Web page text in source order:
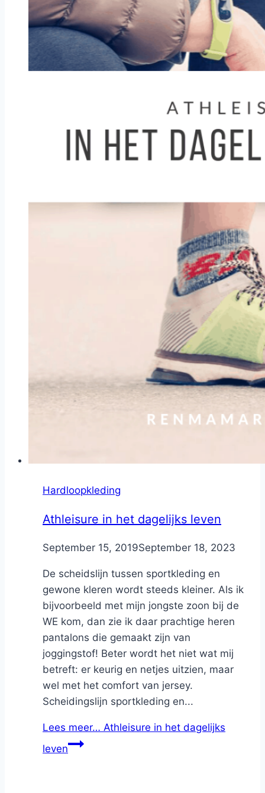
Hardloopkleding
Athleisure in het dagelijks leven
ByNicole
September 15, 2019September 18, 2023
De scheidslijn tussen sportkleding en
gewone kleren wordt steeds kleiner. Als ik
bijvoorbeeld met mijn jongste zoon bij de
WE kom, dan zie ik daar prachtige heren
pantalons die gemaakt zijn van
joggingstof! Beter wordt het niet wat mij
betreft: er keurig en netjes uitzien, maar
wel met het comfort van jersey.
Scheidingslijn sportkleding en...
Lees meer… Athleisure in het dagelijks
leven